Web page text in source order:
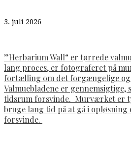
3. juli 2026
”Herbarium Wall“ er tørrede
lang proces, er fotograferet på
fortælling om det forgængelige og
Valmuebladene er
tidsrum forsvinde. Murværket er
bruge lang tid på at gå i opløsning
forsvinde.